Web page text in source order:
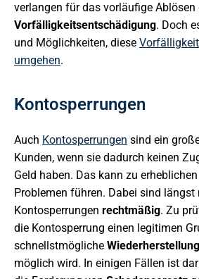
verlangen für das vorläufige Ablösen
Vorfälligkeitsentschädigung. Doch
und Möglichkeiten, diese
umgehen.
Kontosperrungen
Auch Kontosperrungen sind ein
Kunden, wenn sie dadurch keinen
Geld haben. Das kann zu
Problemen führen. Dabei sind längst
Kontosperrungen rechtmäßig. Zu
die Kontosperrung einen legitimen
schnellstmögliche Wiederherstellung
möglich wird. In einigen Fällen ist